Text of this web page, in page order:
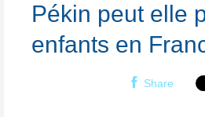
Pékin peut elle
enfants en
Share